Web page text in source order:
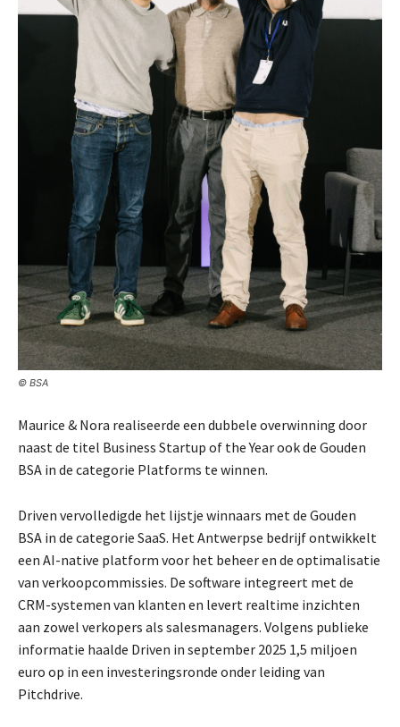
© BSA
Maurice & Nora realiseerde een dubbele overwinning door
naast de titel Business Startup of the Year ook de Gouden
BSA in de categorie Platforms te winnen.
Driven vervolledigde het lijstje winnaars met de Gouden
BSA in de categorie SaaS. Het Antwerpse bedrijf ontwikkelt
een AI-native platform voor het beheer en de optimalisatie
van verkoopcommissies. De software integreert met de
CRM-systemen van klanten en levert realtime inzichten
aan zowel verkopers als salesmanagers. Volgens publieke
informatie haalde Driven in september 2025 1,5 miljoen
euro op in een investeringsronde onder leiding van
Pitchdrive.